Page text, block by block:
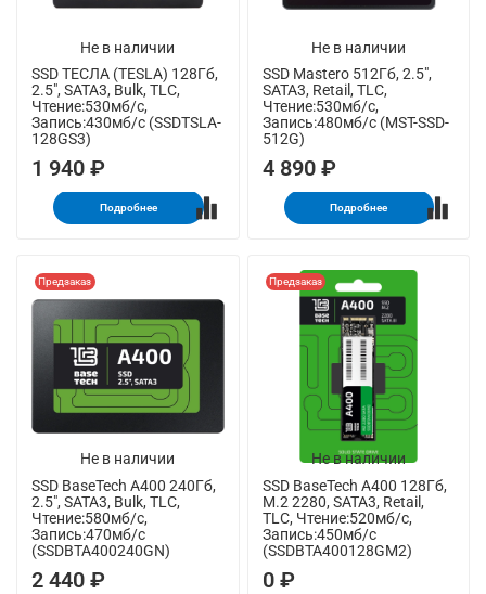
Не в наличии
SSD ТЕСЛА (TESLA) 128Гб,
2.5", SATA3, Bulk, TLC,
Чтение:530мб/с,
Запись:430мб/с (SSDTSLA-
128GS3)
1 940 ₽
Подробнее
Не в наличии
SSD Mastero 512Гб, 2.5",
SATA3, Retail, TLC,
Чтение:530мб/с,
Запись:480мб/с (MST-SSD-
512G)
4 890 ₽
Подробнее
Не в наличии
Предзаказ
SSD BaseTech A400 240Гб,
2.5", SATA3, Bulk, TLC,
Чтение:580мб/с,
Запись:470мб/с
(SSDBTA400240GN)
2 440 ₽
Не в наличии
Предзаказ
SSD BaseTech A400 128Гб,
M.2 2280, SATA3, Retail,
TLC, Чтение:520мб/с,
Запись:450мб/с
(SSDBTA400128GM2)
0 ₽